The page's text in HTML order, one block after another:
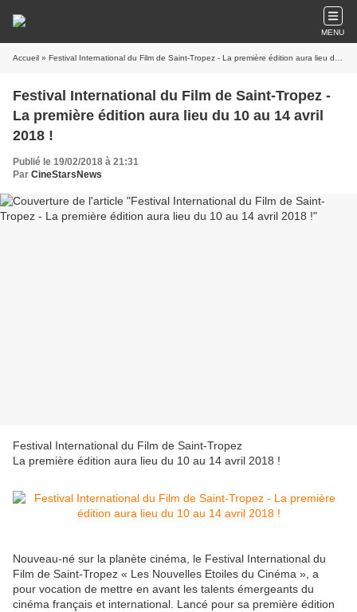
MENU
Accueil » Festival International du Film de Saint-Tropez - La première édition aura lieu du 10 au 14 avril 2018 !
Festival International du Film de Saint-Tropez -
La première édition aura lieu du 10 au 14 avril
2018 !
Publié le 19/02/2018 à 21:31
Par CineStarsNews
Festival International du Film de Saint-Tropez
La première édition aura lieu du 10 au 14 avril 2018 !
Nouveau-né sur la planète cinéma, le Festival International du
Film de Saint-Tropez « Les Nouvelles Etoiles du Cinéma », a
pour vocation de mettre en avant les talents émergeants du
cinéma français et international. Lancé pour sa première édition